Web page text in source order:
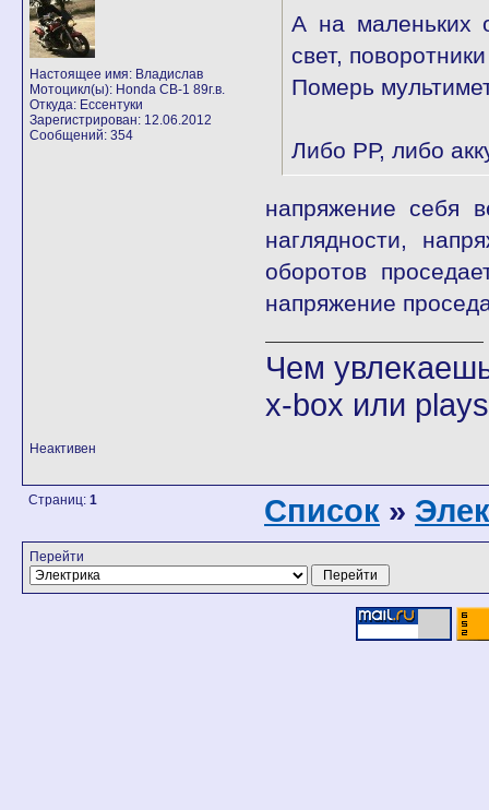
Настоящее имя: Владислав
Мотоцикл(ы): Honda CB-1 89г.в.
Откуда: Ессентуки
Зарегистрирован: 12.06.2012
Сообщений: 354
А на маленьких
свет,
Померь
Либо РР, либо
напряжение себя
наглядности,
оборотов
напряжение
Чем
x-box или
Неактивен
Страниц: 1 Список »
Перейти